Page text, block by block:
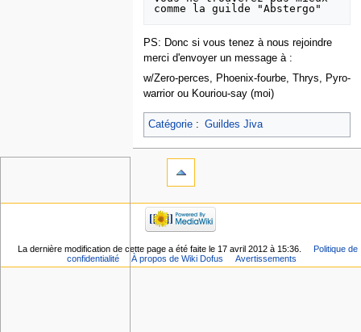
PS: Donc si vous tenez à nous rejoindre
merci d'envoyer un message à :
w/Zero-perces, Phoenix-fourbe, Thrys, Pyro-
warrior ou Kouriou-say (moi)
Catégorie: Guildes Jiva
La dernière modification de cette page a été faite le 17 avril 2012 à 15:36.
Politique de
confidentialité
À propos de Wiki Dofus Avertissements